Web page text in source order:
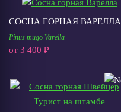
СОСНА ГОРНАЯ ВАРЕЛЛА
Pinus mugo Varella
от 3 400 ₽